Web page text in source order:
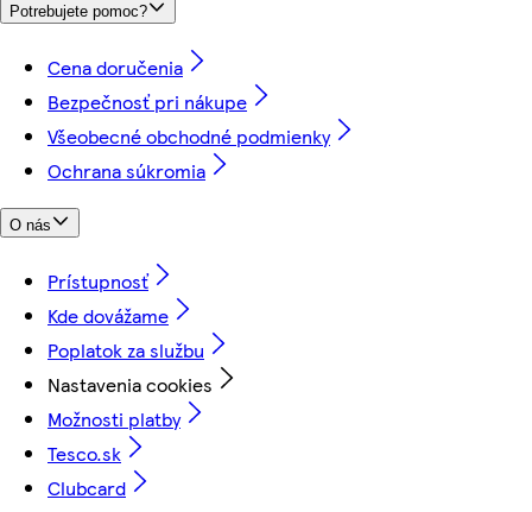
Potrebujete pomoc?
Cena doručenia
Bezpečnosť pri nákupe
Všeobecné obchodné podmienky
Ochrana súkromia
O nás
Prístupnosť
Kde dovážame
Poplatok za službu
Nastavenia cookies
Možnosti platby
Tesco.sk
Clubcard